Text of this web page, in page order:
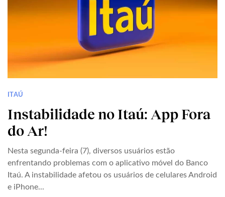
ITAÚ
Instabilidade no Itaú: App Fora
do Ar!
Nesta segunda-feira (7), diversos usuários estão
enfrentando problemas com o aplicativo móvel do Banco
Itaú. A instabilidade afetou os usuários de celulares Android
e iPhone...